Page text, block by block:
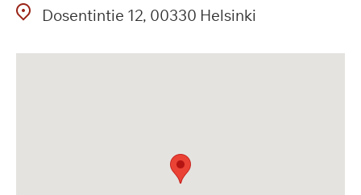
Dosentintie 12 00330 Helsinki